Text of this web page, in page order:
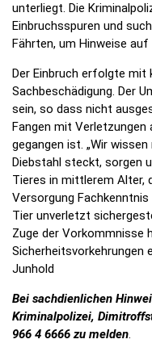
unterliegt. Die
Einbruchsspuren und
Fährten, um Hinweise
Der Einbruch erfolgte mit
Sachbeschädigung. Der
sein, so dass nicht
Fangen mit
gegangen ist. „Wir
Diebstahl steckt, sorgen
Tieres in mittlerem Alter,
Versorgung
Tier unverletzt
Zuge der Vorkommnisse
Sicherheitsvorkehrungen
Junhold
Bei sachdienlichen
Kriminalpolizei,
966 4 6666 zu melden.